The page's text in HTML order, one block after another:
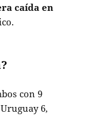
caída en
con 9
6,